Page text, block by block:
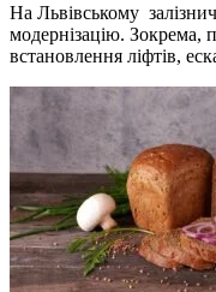
На Львівському
модернізацію. Зокрема,
встановлення ліфтів,